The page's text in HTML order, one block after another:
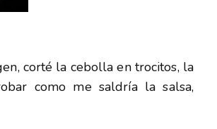
corté la cebolla en trocitos, la
como me saldría la salsa,